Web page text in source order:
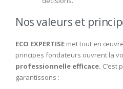
Nos valeurs et
ECO EXPERTISE met tout en
principes fondateurs ouvrent la
professionnelle efficace. C’est
garantissons :